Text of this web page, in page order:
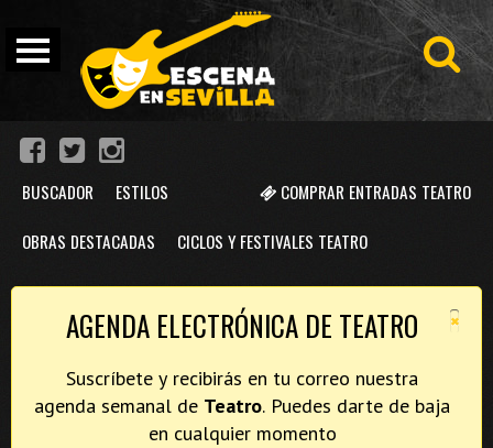
COMPRAR ENTRADAS TEATRO
BUSCADOR ESTILOS
OBRAS DESTACADAS CICLOS Y FESTIVALES TEATRO
×
AGENDA ELECTRÓNICA DE TEATRO
Suscríbete y recibirás en tu correo nuestra
agenda semanal de Teatro. Puedes darte de baja
en cualquier momento